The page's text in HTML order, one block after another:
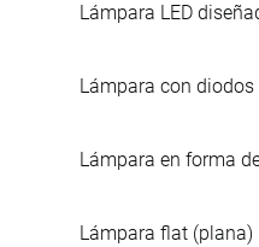
Lámpara LED
Lámpara con
Lámpara en forma
Lámpara flat